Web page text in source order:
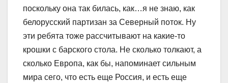
поскольку она так билась, как…я не знаю, как
белорусский партизан за Северный поток. Ну
эти ребята тоже рассчитывают на какие-то
крошки с барского стола. Не сколько толкают, а
сколько Европа, как бы, напоминает сильным
мира сего, что есть еще Россия, и есть еще